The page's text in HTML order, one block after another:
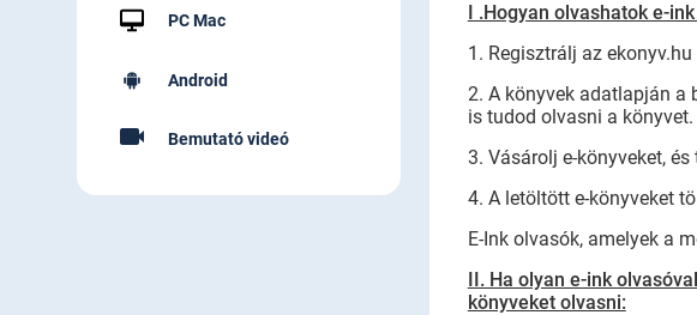
PC Mac
Android
Bemutató videó
I .Hogyan olvashatok e-
1. Regisztrálj az
2. A könyvek adatlapján a
is tudod olvasni a könyvet.
3. Vásárolj e-könyveket,
4. A letöltött e-könyveket
E-Ink olvasók, amelyek a
II. Ha olyan e-ink
könyveket olvasni: